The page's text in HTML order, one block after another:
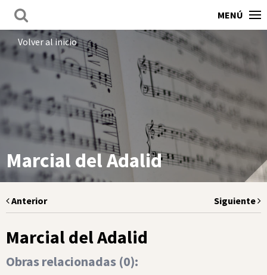
MENÚ
Volver al inicio
Marcial del Adalid
Anterior Siguiente
Marcial del Adalid
Obras relacionadas (0):